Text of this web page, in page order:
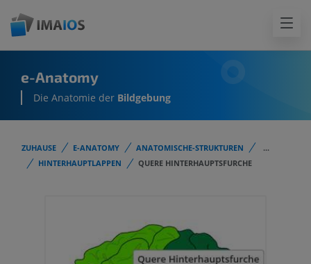
e-Anatomy
Die Anatomie der Bildgebung
ZUHAUSE E-ANATOMY ANATOMISCHE-STRUKTUREN
...
HINTERHAUPTLAPPEN
QUERE HINTERHAUPTSFURCHE